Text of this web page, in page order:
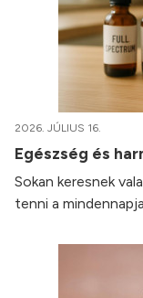
2026. JÚLIUS 16.
Egészség és
Sokan keresnek
tenni a